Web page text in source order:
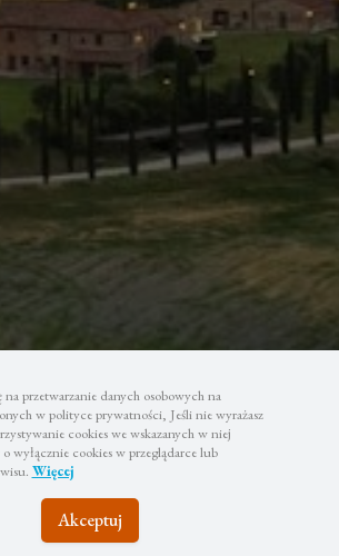
na przetwarzanie danych osobowych na
w polityce prywatności, Jeśli nie wyrażasz
cookies we wskazanych w niej
wyłącznie cookies w przeglądarce lub
Więcej
Akceptuj